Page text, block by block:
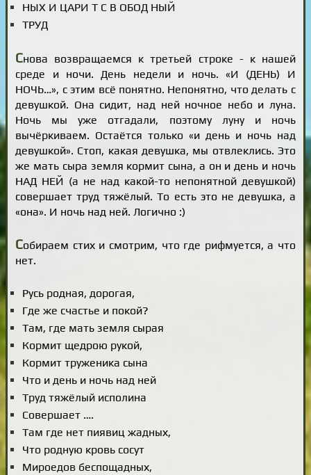
НЫХ И ЦАРИ Т С В ОБОД НЫЙ
ТРУД
Снова возвращаемся к третьей строке - к нашей
среде и ночи. День недели и ночь. «И (ДЕНЬ) И
НОЧЬ…», с этим всё понятно. Непонятно, что делать с
девушкой. Она сидит, над ней ночное небо и луна.
Ночь мы уже отгадали, поэтому луну и ночь
вычёркиваем. Остаётся только «и день и ночь над
девушкой». Стоп, какая девушка, мы отвлеклись. Это
же мать сыра земля кормит сына, а он и день и ночь
НАД НЕЙ (а не над какой-то непонятной девушкой)
совершает труд тяжёлый. То есть это не девушка, а
«она». И ночь над ней. Логично :)
Собираем стих и смотрим, что где рифмуется, а что
нет.
Русь родная, дорогая,
Где же счастье и покой?
Там, где мать земля сырая
Кормит щедрою рукой,
Кормит труженика сына
Что и день и ночь над ней
Труд тяжёлый исполина
Совершает ….
Там где нет пиявиц жадных,
Что родную кровь сосут
Мироедов беспощадных,